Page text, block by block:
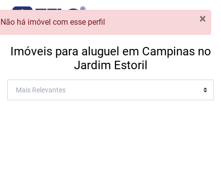
Imóveis para aluguel em Campinas no
Jardim Estoril
×
Não há imóvel com esse perfil